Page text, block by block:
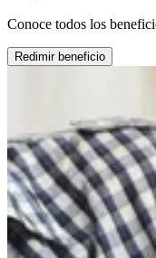
Conoce todos los
Redimir beneficio